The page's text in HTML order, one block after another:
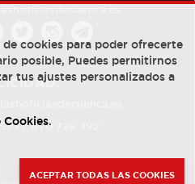
/670 726 392
cookies para poder ofrecerte
posible, Puedes permitirnos
tus ajustes personalizados a
Cookies.
ACEPTAR TODAS LAS COOKIES